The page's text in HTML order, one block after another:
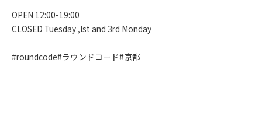
OPEN 12:00-19:00
CLOSED Tuesday ,Ist and 3rd Monday
#roundcode#ラウンドコード#京都